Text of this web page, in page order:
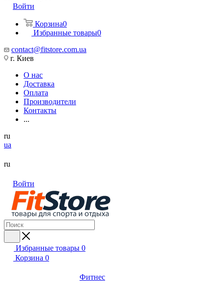
Войти
Корзина0
Избранные товары0
contact@fitstore.com.ua
г. Киев
О нас
Доставка
Оплата
Производители
Контакты
...
ru
ua
ru
Войти
Избранные товары 0
Корзина 0
Фитнес